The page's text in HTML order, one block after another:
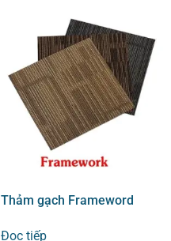
Thảm gạch Frameword
Đọc tiếp